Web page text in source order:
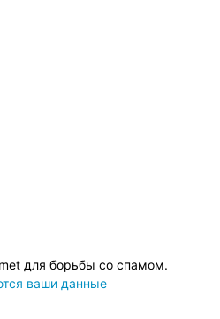
для борьбы со спамом.
ваши данные